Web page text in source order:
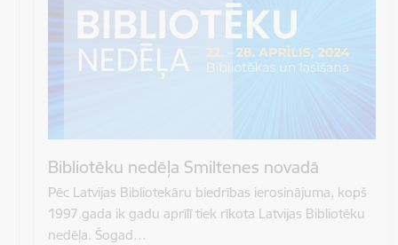
Bibliotēku nedēļa Smiltenes novadā
Pēc Latvijas Bibliotekāru biedrības ierosinājuma, kopš
1997.gada ik gadu aprīlī tiek rīkota Latvijas Bibliotēku
nedēļa. Šogad…